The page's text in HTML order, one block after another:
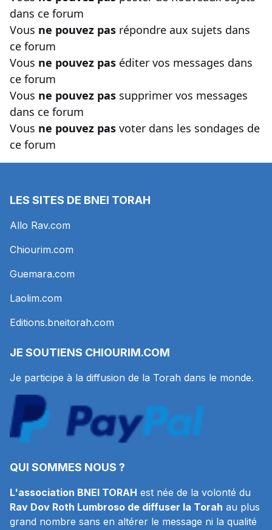
dans ce forum
Vous ne pouvez pas répondre aux sujets dans
ce forum
Vous ne pouvez pas éditer vos messages dans
ce forum
Vous ne pouvez pas supprimer vos messages
dans ce forum
Vous ne pouvez pas voter dans les sondages de
ce forum
LES SITES DE BNEI TORAH
Allo Rav.com
Chiourim.com
Guemara.com
Laolim.com
Editions.bneitorah.com
JE SOUTIENS CHIOURIM.COM
Je participe à la diffusion de la Torah dans le monde.
QUI SOMMES NOUS ?
L'association BNEI TORAH est née de la volonté du
Rav Dov Roth Lumbroso de diffuser la Torah au plus
grand nombre sans en altérer le message ni la qualité